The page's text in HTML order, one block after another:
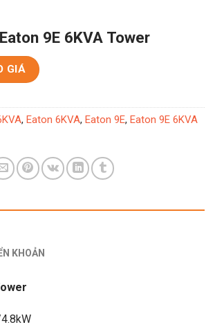
9E 6KVA Tower
GIÁ
, Eaton 6KVA, Eaton 9E, Eaton 9E 6KVA
KHOẢN